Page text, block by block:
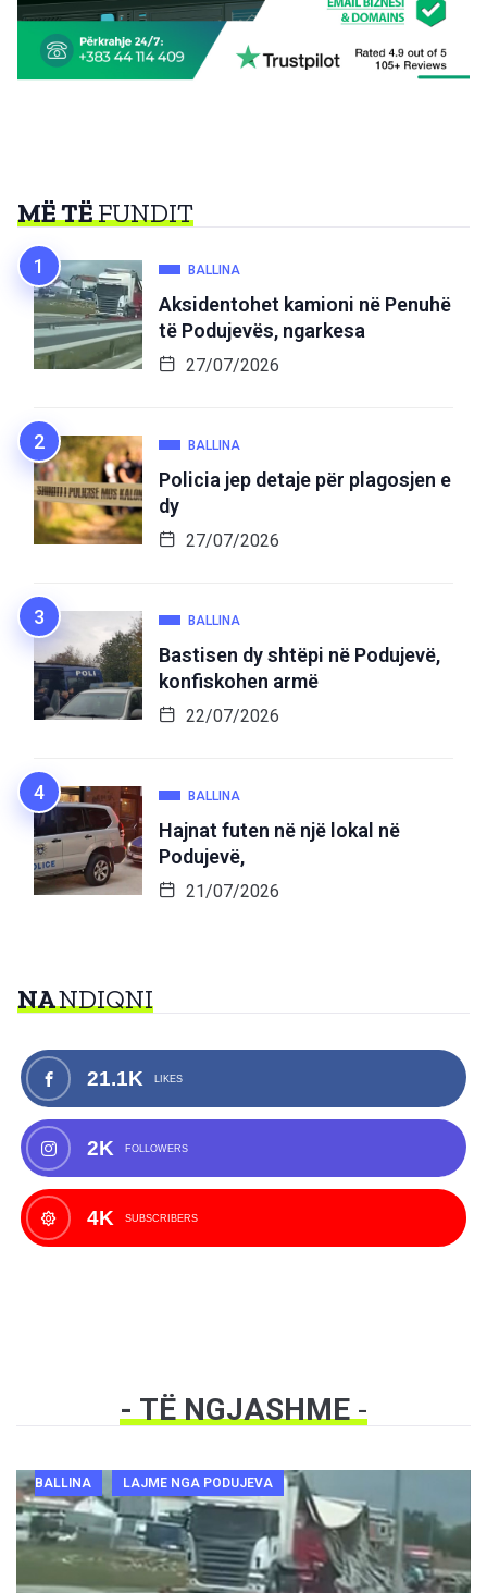
MË TËFUNDIT
BALLINA
Aksidentohet kamioni në Penuhë
të Podujevës, ngarkesa
27/07/2026
BALLINA
Policia jep detaje për plagosjen e
dy
27/07/2026
BALLINA
Bastisen dy shtëpi në Podujevë,
konfiskohen armë
22/07/2026
BALLINA
Hajnat futen në një lokal në
Podujevë,
21/07/2026
NANDIQNI
21.1K LIKES
2K FOLLOWERS
4K SUBSCRIBERS
- TË NGJASHME-
BALLINA LAJME NGA PODUJEVA